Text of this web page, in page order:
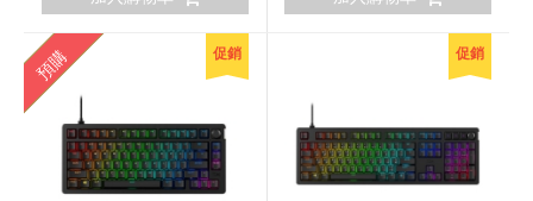
預購 促銷 促銷